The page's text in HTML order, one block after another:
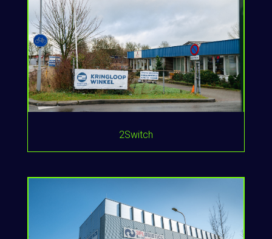
2Switch